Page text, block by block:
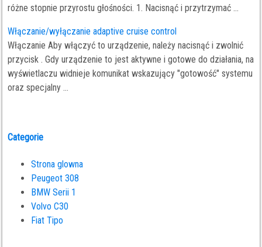
różne stopnie przyrostu głośności. 1. Nacisnąć i przytrzymać ...
Włączanie/wyłączanie adaptive cruise control
Włączanie Aby włączyć to urządzenie, należy nacisnąć i zwolnić
przycisk . Gdy urządzenie to jest aktywne i gotowe do działania, na
wyświetlaczu widnieje komunikat wskazujący "gotowość" systemu
oraz specjalny ...
Categorie
Strona glowna
Peugeot 308
BMW Serii 1
Volvo C30
Fiat Tipo